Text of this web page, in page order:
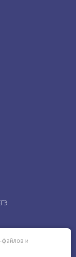
файлов и